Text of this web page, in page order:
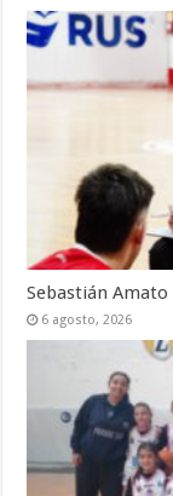
Sebastián
6 agosto, 2026